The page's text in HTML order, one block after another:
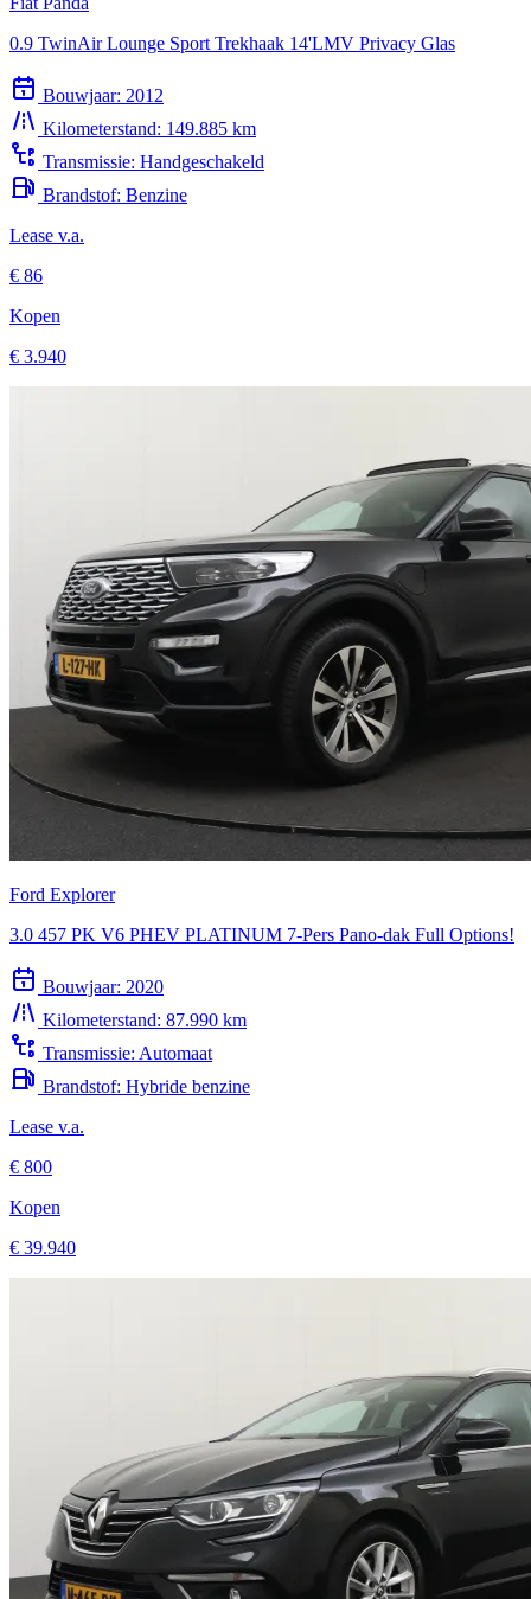
0.9 TwinAir Lounge Sport Trekhaak 14'LMV Privacy Glas
Kilometerstand:
Transmissie: Handgeschakeld
Brandstof: Benzine
Lease v.a.
€ 86
Kopen
€ 3.940
Ford Explorer
3.0 457 PK V6 PHEV PLATINUM 7-Pers Pano-dak Full Options!
Kilometerstand:
Transmissie:Automaat
Brandstof: Hybride benzine
Lease v.a.
€ 800
Kopen
€ 39.940